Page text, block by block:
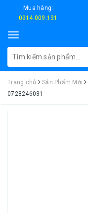
Mua hàng:
0914.009.131
Toggle
navigation
Trang chủ Sản Phẩm Mới
0728246031